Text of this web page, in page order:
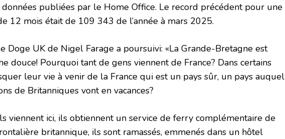
publiées par le Home Office. Le record précédent pour une
12 mois était de 109 343 de l’année à mars 2025.
Doge UK de Nigel Farage a poursuivi: «La Grande-Bretagne est
douce! Pourquoi tant de gens viennent de France? Dans certains
leur vie à venir de la France qui est un pays sûr, un pays auquel
de Britanniques vont en vacances?
viennent ici, ils obtiennent un service de ferry complémentaire de
britannique, ils sont ramassés, emmenés dans un hôtel